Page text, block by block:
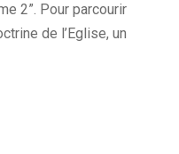
2”. Pour parcourir
de l’Eglise, un